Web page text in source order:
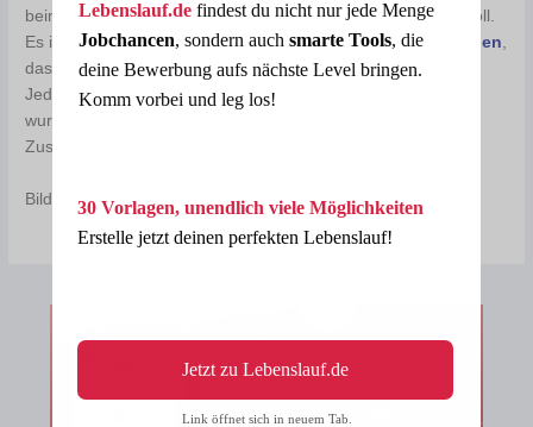
beim nächsten Mal besprochen oder beschlossen werden soll.
Es ist sinnvoll, nach dem Gespräch einProtokoll anzufertigen,
das einen Überblick über die wichtigsten Übereinkünfte gibt.
Jeder Teilnehmer kann darin nachlesen, was besprochen
wurde, und sich anhand des Protokolls auf die nächste
Zusammenkunft vorbereiten.
Bildnachweis: GaudiLab / Shutterstock.com
Link öffnet sich in neuem Tab.
Lebenslauf.defindest du nicht nur jede Menge
Jobchancen, sondern auch smarte Tools, die
deine Bewerbung aufs nächste Level bringen.
Komm vorbei und leg los!
30 Vorlagen, unendlich viele Möglichkeiten
Erstelle jetzt deinen perfekten Lebenslauf!
Jetzt zu Lebenslauf.de